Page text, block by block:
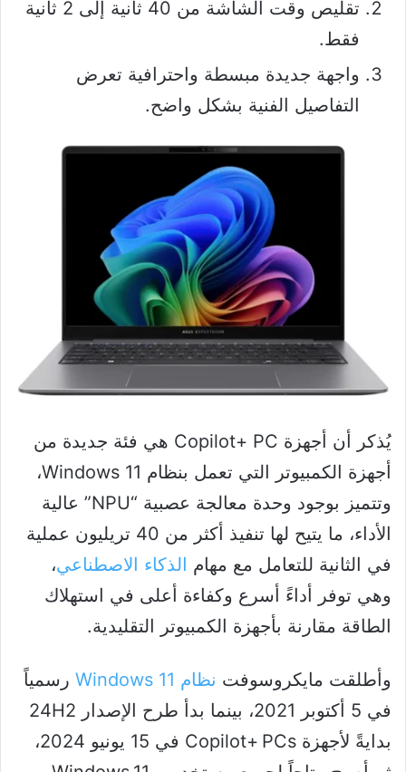
تقليص وقت الشاشة من 40 ثانية إلى 2 ثانية
فقط.
واجهة جديدة مبسطة واحترافية تعرض
التفاصيل الفنية بشكل واضح.
يُذكر أن أجهزة Copilot+ PC هي فئة جديدة من
أجهزة الكمبيوتر التي تعمل بنظام Windows 11،
وتتميز بوجود وحدة معالجة عصبية “NPU” عالية
الأداء، ما يتيح لها تنفيذ أكثر من 40 تريليون عملية
في الثانية للتعامل مع مهام الذكاء الاصطناعي،
وهي توفر أداءً أسرع وكفاءة أعلى في استهلاك
الطاقة مقارنة بأجهزة الكمبيوتر التقليدية.
وأطلقت مايكروسوفت نظام Windows 11
رسمياً
في 5 أكتوبر 2021، بينما بدأ طرح الإصدار 24H2
بدايةً لأجهزة Copilot+ PCs في 15 يونيو 2024،